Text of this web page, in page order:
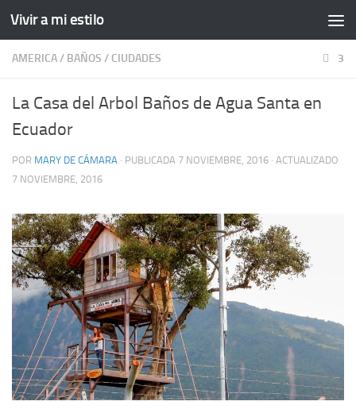
Vivir a mi estilo
AMERICA/ BAÑOS / CIUDADES 3
La Casa del Arbol Baños de Agua Santa en
Ecuador
POR MARY DE CÁMARA · PUBLICADA 7 NOVIEMBRE, 2016 · ACTUALIZADO
7 NOVIEMBRE, 2016